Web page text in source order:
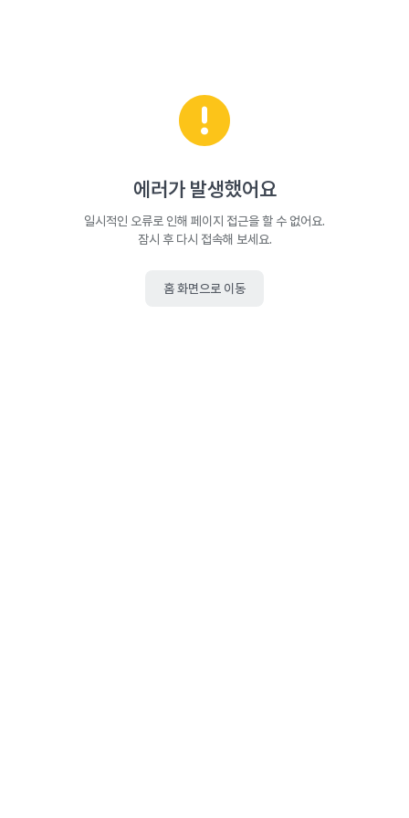
에러가 발생했어요
일시적인 오류로 인해 페이지 접근을 할 수 없어요.
잠시 후 다시 접속해 보세요.
홈 화면으로 이동